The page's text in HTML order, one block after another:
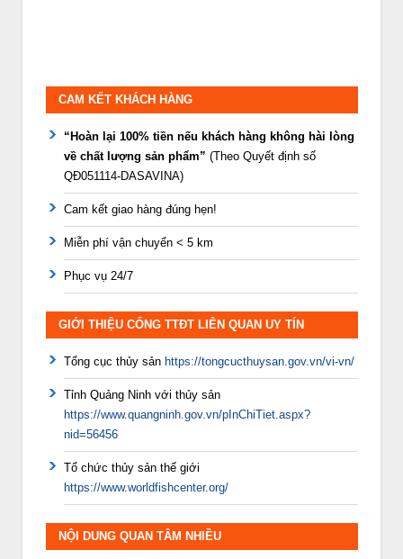
CAM KẾT KHÁCH HÀNG
“Hoàn lại 100% tiền nếu khách hàng không hài lòng
về chất lượng sản phẩm” (Theo Quyết định số
QĐ051114-DASAVINA)
Cam kết giao hàng đúng hẹn!
Miễn phí vận chuyển < 5 km
Phục vụ 24/7
GIỚI THIỆU CỔNG TTĐT LIÊN QUAN UY TÍN
Tổng cục thủy sản https://tongcucthuysan.gov.vn/vi-vn/
Tỉnh Quảng Ninh với thủy sản
https://www.quangninh.gov.vn/pInChiTiet.aspx?
nid=56456
Tổ chức thủy sản thế giới
https://www.worldfishcenter.org/
NỘI DUNG QUAN TÂM NHIỀU